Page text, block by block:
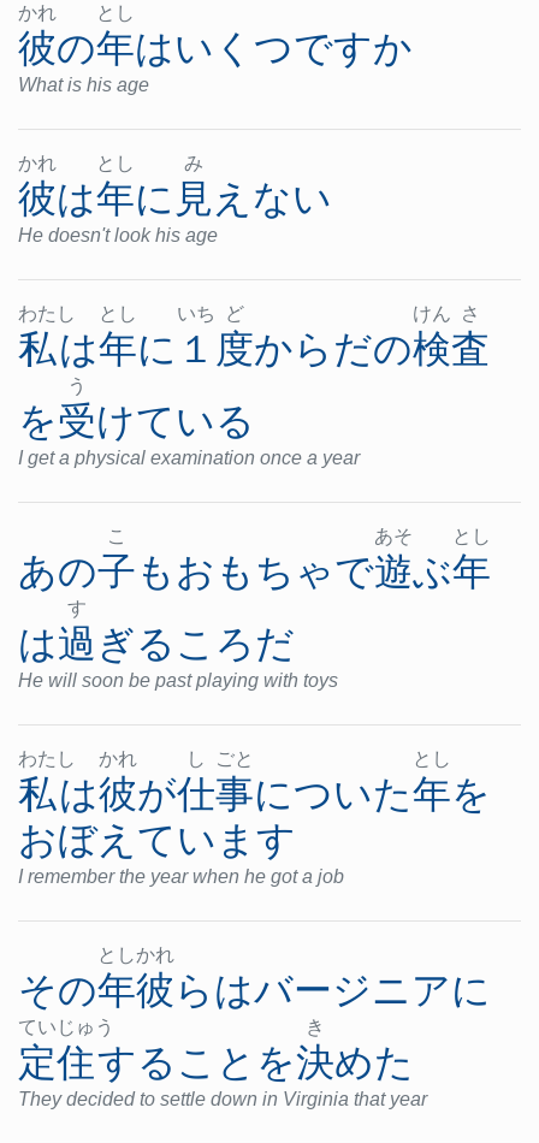
かれ
彼の
とし
年はいくつですか
What is his age
かれ
彼は
とし
年に
み
見えない
He doesn't look his age
わた し
私は
とし
年に
いち ど
１度からだの
けん さ
検査
を
う
受けている
I get a physical examination once a year
あの
こ
子も おもちゃで
あそ
遊ぶ
とし
年
は
す
過ぎる ころだ
He will soon be past playing with toys
わた し
私は
かれ
彼が
し ごと
仕事についた
とし
年を
おぼえています
I remember the year when he got a job
その
とし
年
かれ
彼ら はバージニアに
てい じゅ う
定住する こと を
き
決めた
They decided to settle down in Virginia that year